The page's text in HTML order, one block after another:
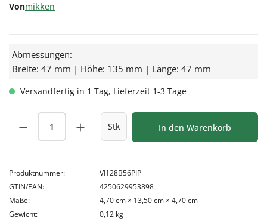
Vonmikken
Abmessungen:
Breite: 47 mm | Höhe: 135 mm | Länge: 47 mm
Versandfertig in 1 Tag, Lieferzeit 1-3 Tage
Produkt Anzahl: Gib den gewünschten
Stk In den Warenkorb
Produktnummer:
VI128B56PIP
GTIN/EAN:
4250629953898
Maße:
4,70 cm × 13,50 cm × 4,70 cm
Gewicht:
0,12 kg